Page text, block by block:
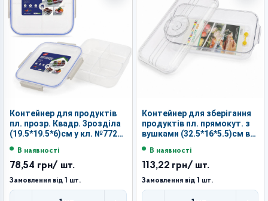
Контейнер для продуктів
пл. прозр. Квадр. 3розділа
(19.5*19.5*6)см у кл. №7721
В наявності
78,54 грн/ шт.
Замовлення від 1 шт.
Контейнер для зберігання
продуктів пл. прямокут. з
вушками (32.5*16*5.5)см в
В наявності
113,22 грн/ шт.
Замовлення від 1 шт.